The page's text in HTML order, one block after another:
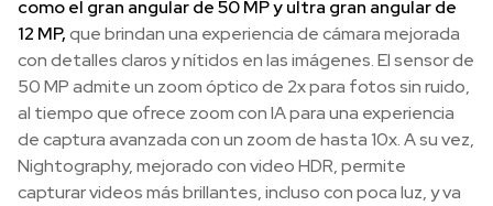
como el gran angular de 50 MP y ultra gran angular de
12 MP,que brindan una experiencia de cámara mejorada
con detalles claros y nítidos en las imágenes. El sensor de
50 MP admite un zoom óptico de 2x para fotos sin ruido,
al tiempo que ofrece zoom con IA para una experiencia
de captura avanzada con un zoom de hasta 10x. A su vez,
Nightography, mejorado con video HDR, permite
capturar videos más brillantes, incluso con poca luz, y va